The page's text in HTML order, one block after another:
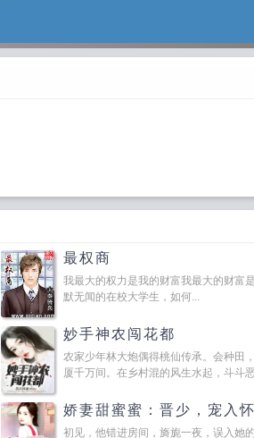
最权商
我最大的权力是我的财富我最大的财富
默无闻的在校大学生，如何...
妙手神农闯花都
农家少年林大炮偶得桃仙传承。会种田
厦千万间。在乡村混的风生水起，斗斗
娇妻甜蜜蜜：晋少，宠入怀
初见，他错进房间，旖旎一夜，误入她